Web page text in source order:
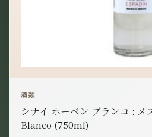
酒類
シナイ ホーベン ブランコ : メ
Blanco (750ml)